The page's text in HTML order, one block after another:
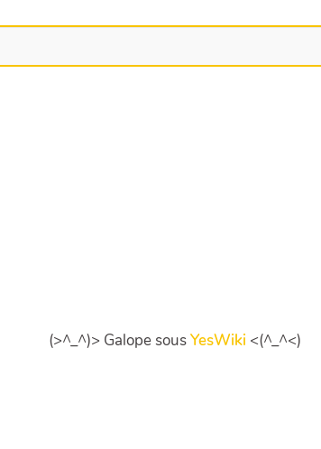
(>^_^)> Galope sousYesWiki <(^_^<)